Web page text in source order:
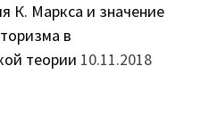
К. Маркса и значение
в
теории 10.11.2018